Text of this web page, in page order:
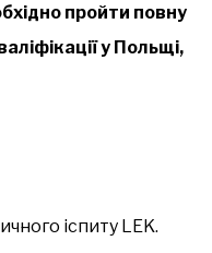
пройти повну
у Польщі,
іспиту LEK.